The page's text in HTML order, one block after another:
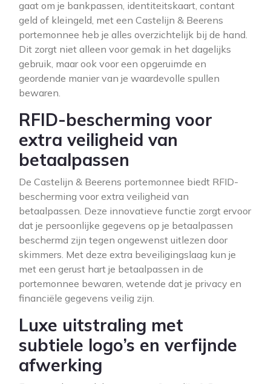
gaat om je bankpassen, identiteitskaart, contant
geld of kleingeld, met een Castelijn & Beerens
portemonnee heb je alles overzichtelijk bij de hand.
Dit zorgt niet alleen voor gemak in het dagelijks
gebruik, maar ook voor een opgeruimde en
geordende manier van je waardevolle spullen
bewaren.
RFID-bescherming voor
extra veiligheid van
betaalpassen
De Castelijn & Beerens portemonnee biedt RFID-
bescherming voor extra veiligheid van
betaalpassen. Deze innovatieve functie zorgt ervoor
dat je persoonlijke gegevens op je betaalpassen
beschermd zijn tegen ongewenst uitlezen door
skimmers. Met deze extra beveiligingslaag kun je
met een gerust hart je betaalpassen in de
portemonnee bewaren, wetende dat je privacy en
financiële gegevens veilig zijn.
Luxe uitstraling met
subtiele logo’s en verfijnde
afwerking